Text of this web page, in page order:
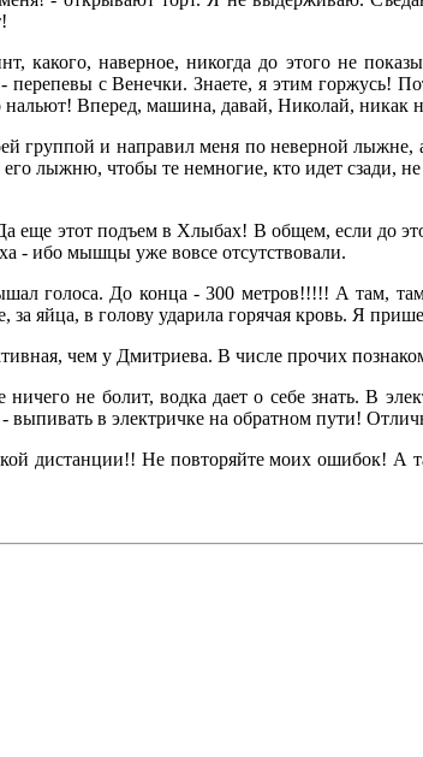
какого, наверное, никогда до этого не
с Венечки. Знаете, я этим горжусь!
Вперед, машина, давай, Николай, никак
группой и направил меня по неверной
лыжню, чтобы те немногие, кто идет сзади,
еще этот подъем в Хлыбах! В общем, если до
- ибо мышцы уже вовсе отсутствовали.
голоса. До конца - 300 метров!!!!! А там,
яйца, в голову ударила горячая кровь. Я
чем у Дмитриева. В числе прочих
не болит, водка дает о себе знать. В
в электричке на обратном пути!
дистанции!! Не повторяйте моих ошибок! А